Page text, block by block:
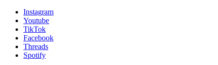
Instagram
Youtube
TikTok
Facebook
Threads
Spotify